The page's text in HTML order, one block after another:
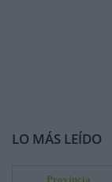
LO MÁS LEÍDO
Provincia